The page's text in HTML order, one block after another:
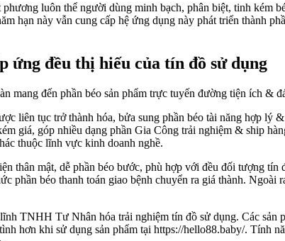
luôn thể người dùng minh bạch, phân biệt, tinh kém
hạn này vẫn cung cấp hệ ứng dụng này phát triển thành
ứng đều thị hiếu của tín đồ sử dụng
liên tục trở thành hóa, bửa sung phần béo tài năng hợp lý
giá, góp nhiều dạng phần Gia Công trải nghiệm & ship
thuộc lĩnh vực kinh doanh nghề.
thân mật, dễ phần béo bước, phù hợp với đều đối tượng
phần béo thanh toán giao bệnh chuyển ra giá thành. Ngoài
TNHH Tư Nhân hóa trải nghiệm tín đồ sử dụng. Các sản
hơn khi sử dụng sản phẩm tại https://hello88.baby/. Tính